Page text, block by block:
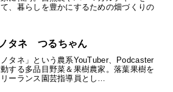
、暮らしを豊かにするための畑づくりの
タネ つるちゃん
ノタネ」という農系YouTuber、Podcaster
する多品目野菜＆果樹農家。落葉果樹を
ーランス園芸指導員とし…